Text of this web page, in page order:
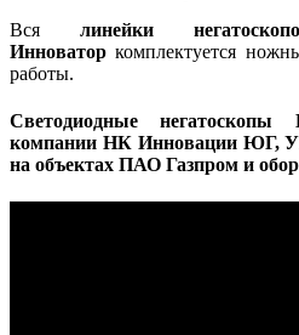
Всялинейки
Инноватор комплектуется
работы.
Светодиодные негатоскопы
компании НК Инновации ЮГ,
на объектах ПАО Газпром и